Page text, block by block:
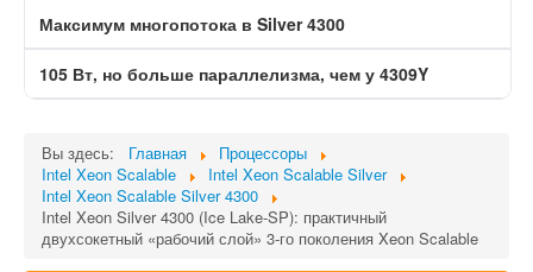
Максимум многопотока в Silver 4300
105 Вт, но больше параллелизма, чем у 4309Y
Вы здесь: Главная
Процессоры
Intel Xeon Scalable
Intel Xeon Scalable Silver
Intel Xeon Scalable Silver 4300
Intel Xeon Silver 4300 (Ice Lake-SP): практичный
двухсокетный «рабочий слой» 3-го поколения Xeon Scalable